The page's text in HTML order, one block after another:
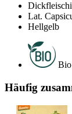
Lat.
Hellgelb
Bio
Häufig